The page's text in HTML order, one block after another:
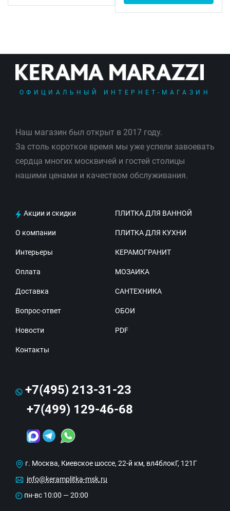
ОФИЦИАЛЬНЫЙ ИНТЕРНЕТ-МАГАЗИН
Наш магазин был открыт в 2017 году.
За столь короткое время мы уже успели завоевать
сердца многих москвичей и гостей столицы
нашими ценами и качеством обслуживания.
Акции и скидки
О компании
Интерьеры
Оплата
Доставка
Вопрос-ответ
Новости
Контакты
ПЛИТКА ДЛЯ ВАННОЙ
ПЛИТКА ДЛЯ КУХНИ
КЕРАМОГРАНИТ
МОЗАИКА
САНТЕХНИКА
ОБОИ
PDF
+7(495) 213-31-23
+7(499) 129-46-68
г. Москва, Киевское шоссе, 22-й км, вл4блокГ, 121Г
info@keramplitka-msk.ru
пн-вс 10:00 — 20:00